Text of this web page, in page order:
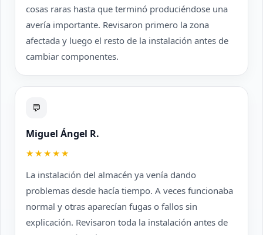
cosas raras hasta que terminó produciéndose una
avería importante. Revisaron primero la zona
afectada y luego el resto de la instalación antes de
cambiar componentes.
💬
Miguel Ángel R.
★★★★★
La instalación del almacén ya venía dando
problemas desde hacía tiempo. A veces funcionaba
normal y otras aparecían fugas o fallos sin
explicación. Revisaron toda la instalación antes de